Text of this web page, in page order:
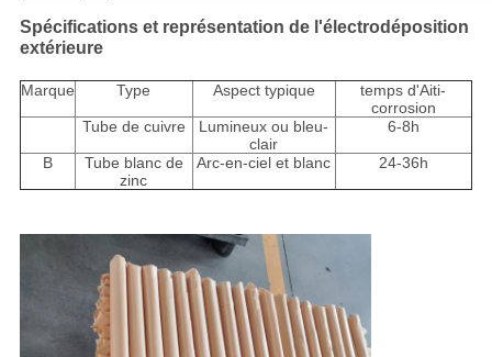
Spécifications et représentation de l'électrodéposition
extérieure
Marque Type Aspect typique
temps d'Aiti-
corrosion
Tube de cuivre
Lumineux ou bleu-
clair
6-8h
B
Tube blanc de
zinc
Arc-en-ciel et blanc 24-36h